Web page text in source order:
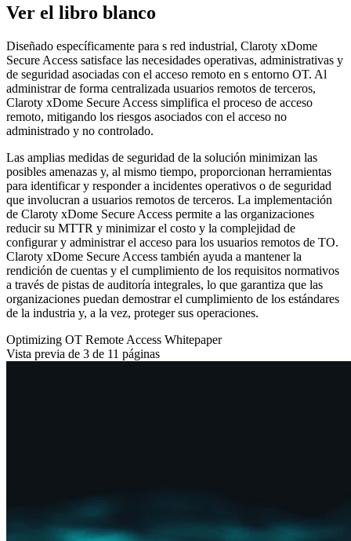
Ver el libro blanco
Diseñado específicamente para s red industrial, Claroty xDome
Secure Access satisface las necesidades operativas, administrativas y
de seguridad asociadas con el acceso remoto en s entorno OT. Al
administrar de forma centralizada usuarios remotos de terceros,
Claroty xDome Secure Access simplifica el proceso de acceso
remoto, mitigando los riesgos asociados con el acceso no
administrado y no controlado.
Las amplias medidas de seguridad de la solución minimizan las
posibles amenazas y, al mismo tiempo, proporcionan herramientas
para identificar y responder a incidentes operativos o de seguridad
que involucran a usuarios remotos de terceros. La implementación
de Claroty xDome Secure Access permite a las organizaciones
reducir su MTTR y minimizar el costo y la complejidad de
configurar y administrar el acceso para los usuarios remotos de TO.
Claroty xDome Secure Access también ayuda a mantener la
rendición de cuentas y el cumplimiento de los requisitos normativos
a través de pistas de auditoría integrales, lo que garantiza que las
organizaciones puedan demostrar el cumplimiento de los estándares
de la industria y, a la vez, proteger sus operaciones.
Optimizing OT Remote Access Whitepaper
Vista previa de 3 de 11 páginas